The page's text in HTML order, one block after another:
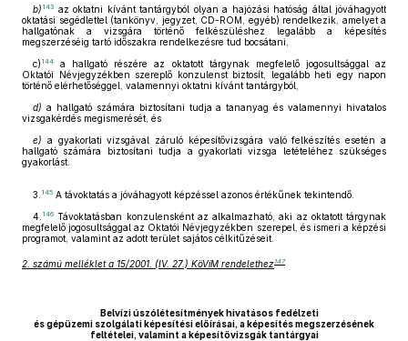
b) 143 az oktatni kívánt tantárgyból olyan a hajózási hatóság által jóváhagyott
oktatási segédlettel (tankönyv, jegyzet, CD-ROM, egyéb) rendelkezik, amelyet a
hallgatónak a vizsgára történő felkészüléshez legalább a képesítés
megszerzéséig tartó időszakra rendelkezésre tud bocsátani,
c) 144
a hallgató részére az oktatott tárgynak megfelelő jogosultsággal az
Oktatói Névjegyzékben szereplő konzulenst biztosít, legalább heti egy napon
történő elérhetőséggel, valamennyi oktatni kívánt tantárgyból,
d) a hallgató számára biztosítani tudja a tananyag és valamennyi hivatalos
vizsgakérdés megismerését, és
e) a gyakorlati vizsgával záruló képesítővizsgára való felkészítés esetén a
hallgató számára biztosítani tudja a gyakorlati vizsga letételéhez szükséges
gyakorlást.
3. 145 A távoktatás a jóváhagyott képzéssel azonos értékűnek tekintendő.
4. 146 Távoktatásban konzulensként az alkalmazható, aki az oktatott tárgynak
megfelelő jogosultsággal az Oktatói Névjegyzékben szerepel, és ismeri a képzési
programot, valamint az adott terület sajátos célkitűzéseit.
2. számú melléklet a 15/2001. (IV. 27.) KöViM rendelethez147
Belvízi úszólétesítmények hivatásos fedélzeti
és gépüzemi szolgálati képesítési előírásai, a képesítés megszerzésének
feltételei, valamint a képesítővizsgák tantárgyai